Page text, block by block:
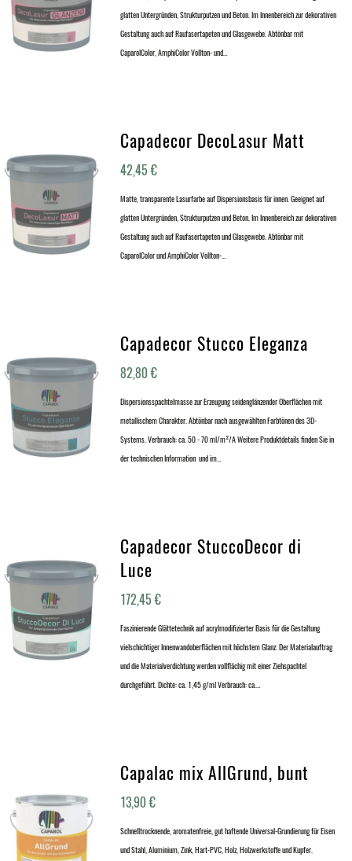
glatten Untergründen, Strukturputzen und Beton. Im Innenbereich zur dekorativen
Gestaltung auch auf Raufasertapeten und Glasgewebe. Abtönbar mit
CaparolColor, AmphiColor Vollton- und…
Capadecor DecoLasur Matt
42,45€
Matte, transparente Lasurfarbe auf Dispersionsbasis für innen. Geeignet auf
glatten Untergründen, Strukturputzen und Beton. Im Innenbereich zur dekorativen
Gestaltung auch auf Raufasertapeten und Glasgewebe. Abtönbar mit
CaparolColor und AmphiColor Vollton-…
Capadecor Stucco Eleganza
82,80€
Dispersionsspachtelmasse zur Erzeugung seidenglänzender Oberflächen mit
metallischem Charakter. Abtönbar nach ausgewählten Farbtönen des 3D-
Systems. Verbrauch: ca. 50 - 70 ml/m²/A Weitere Produktdetails finden Sie in
der technischen Information und im…
Capadecor StuccoDecor di
Luce
172,45€
Faszinierende Glättetechnik auf acrylmodifizierter Basis für die Gestaltung
vielschichtiger Innenwandoberflächen mit höchstem Glanz. Der Materialauftrag
und die Materialverdichtung werden vollflächig mit einer Ziehspachtel
durchgeführt. Dichte: ca. 1,45 g/ml Verbrauch: ca.…
Capalac mix AllGrund, bunt
13,90€
Schnelltrocknende, aromatenfreie, gut haftende Universal-Grundierung für Eisen
und Stahl, Aluminium, Zink, Hart-PVC, Holz, Holzwerkstoffe und Kupfer.